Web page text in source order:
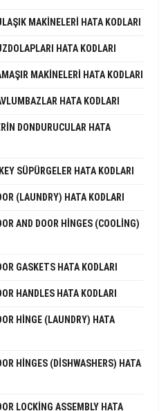
MAKINELERI HATA KODLARI
HATA KODLARI
MAKINELERI HATA KODLARI
HATA KODLARI
DONDURUCULAR HATA
SÜPÜRGELER HATA KODLARI
(LAUNDRY) HATA KODLARI
AND DOOR HINGES (COOLING)
GASKETS HATA KODLARI
HANDLES HATA KODLARI
HINGE (LAUNDRY) HATA
HINGES (DISHWASHERS) HATA
LOCKING ASSEMBLY HATA